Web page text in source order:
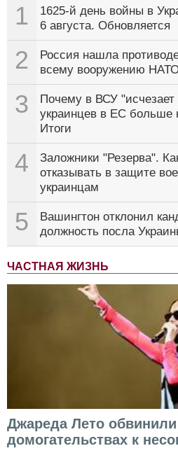
1
1625-й день войны в
6 августа. Обновляется
2
Россия нашла
всему вооружению
3
Почему в ВСУ
украинцев в ЕС больше
Итоги
4
Заложники "Резерва".
отказывать в защите
украинцам
5
Вашингтон отклонил
должность посла
ЧАСТНАЯ ЖИЗНЬ
Джареда Лето
домогательствах к